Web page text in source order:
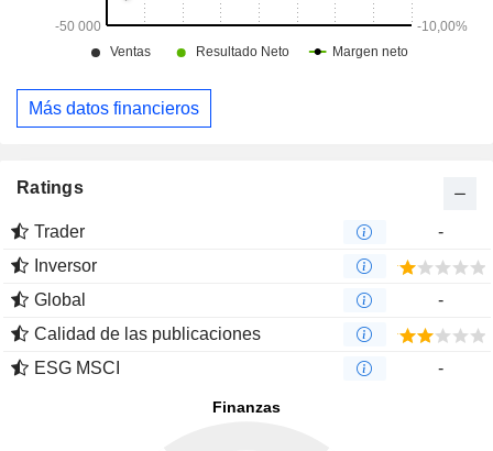
Más datos financieros
Ratings
Trader
-
Inversor
Global
-
Calidad de las publicaciones
ESG MSCI
-